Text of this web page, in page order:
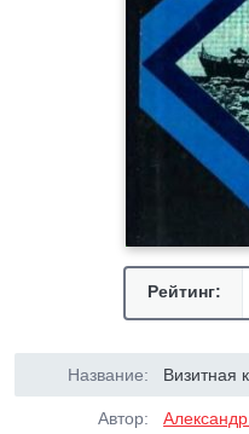
Рейтинг:
Название: Визитная
Автор: